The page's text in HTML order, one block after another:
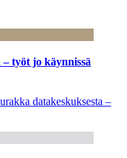
työt jo käynnissä
datakeskuksesta –